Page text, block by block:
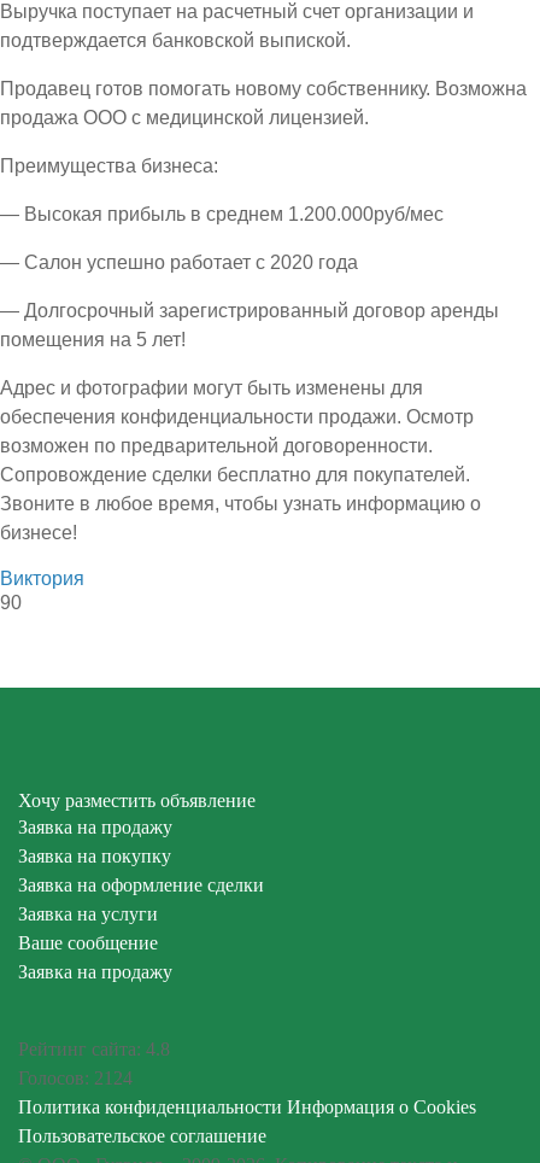
Выручка поступает на расчетный счет организации и
подтверждается банковской выпиской.
Продавец готов помогать новому собственнику. Возможна
продажа ООО с медицинской лицензией.
Преимущества бизнеса:
— Высокая прибыль в среднем 1.200.000руб/мес
— Салон успешно работает с 2020 года
— Долгосрочный зарегистрированный договор аренды
помещения на 5 лет!
Адрес и фотографии могут быть изменены для
обеспечения конфиденциальности продажи. Осмотр
возможен по предварительной договоренности.
Сопровождение сделки бесплатно для покупателей.
Звоните в любое время, чтобы узнать информацию о
бизнесе!
Виктория
90
Хочу разместить объявление
Заявка на продажу
Заявка на покупку
Заявка на оформление сделки
Заявка на услуги
Ваше сообщение
Заявка на продажу
Рейтинг сайта: 4.8
Голосов: 2124
Политика конфиденциальности Информация о Cookies
Пользовательское соглашение